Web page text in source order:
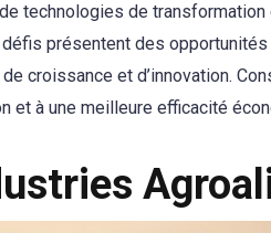
technologies de
présentent des
croissance et d’innovation.
et à une meilleure efficacité